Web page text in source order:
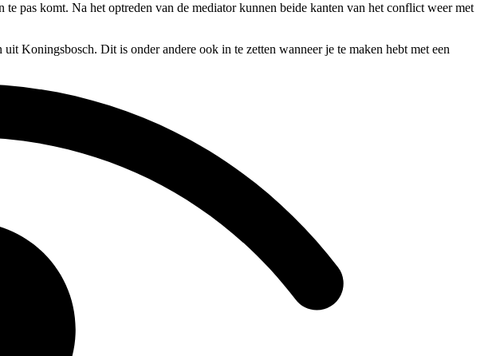
pas komt. Na het optreden van de mediator kunnen beide kanten van het conflict weer met
Koningsbosch. Dit is onder andere ook in te zetten wanneer je te maken hebt met een